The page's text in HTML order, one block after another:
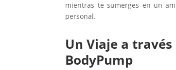
mientras te sumerges en un
personal.
Un Viaje a
BodyPump